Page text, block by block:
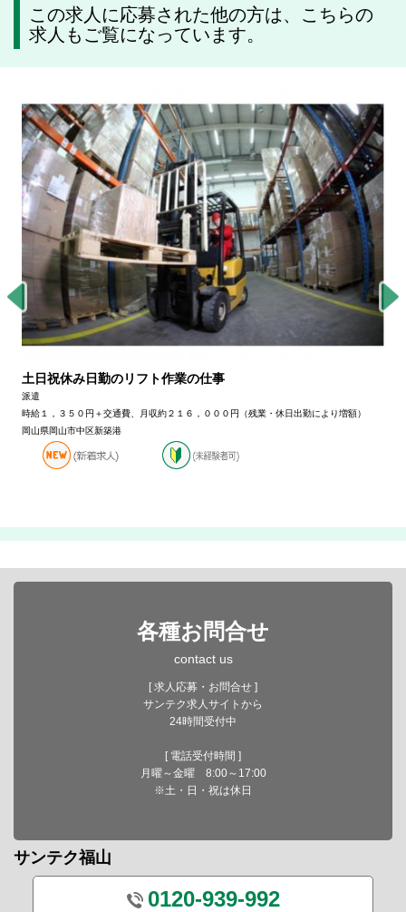
この求人に応募された他の方は、こちらの
求人もご覧になっています。
土日祝休み日勤のリフト作業の仕事
派遣
時給１，３５０円＋交通費、月収約２１６，０００円（残業・休日出勤により増額）
岡山県岡山市中区新築港
各種お問合せ
contact us
[ 求人応募・お問合せ ]
サンテク求人サイトから
24時間受付中
[ 電話受付時間 ]
月曜～金曜 8:00～17:00
※土・日・祝は休日
サンテク福山
0120-939-992